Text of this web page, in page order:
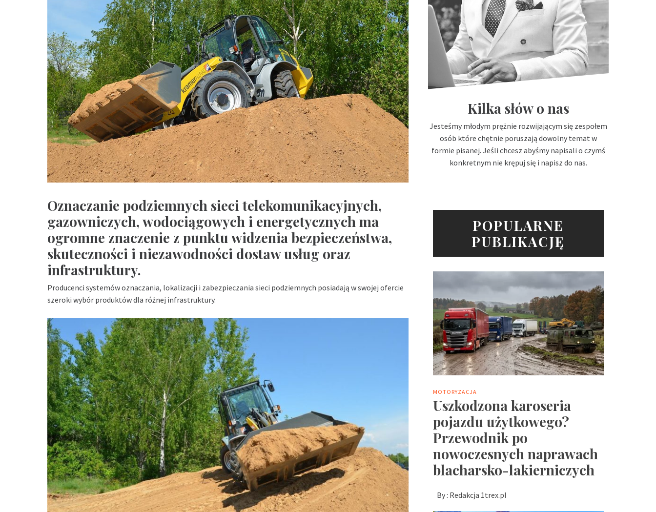
Oznaczanie podziemnych sieci telekomunikacyjnych,
gazowniczych, wodociągowych i energetycznych ma
ogromne znaczenie z punktu widzenia bezpieczeństwa,
skuteczności i niezawodności dostaw usług oraz
infrastruktury.
Producenci systemów oznaczania, lokalizacji i zabezpieczania sieci podziemnych posiadają w swojej ofercie
szeroki wybór produktów dla różnej infrastruktury.
Kilka słów o nas
Jesteśmy młodym prężnie rozwijającym się zespołem
osób które chętnie poruszają dowolny temat w
formie pisanej. Jeśli chcesz abyśmy napisali o czymś
konkretnym nie krępuj się i napisz do nas.
POPULARNE
PUBLIKACJĘ
MOTORYZACJA
Uszkodzona karoseria
pojazdu użytkowego?
Przewodnik po
nowoczesnych naprawach
blacharsko-lakierniczych
By : Redakcja 1trex.pl